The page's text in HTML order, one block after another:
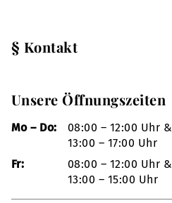
§ Kontakt
Unsere Öffnungszeiten
Mo – Do:
08:00 – 12:00 Uhr &
13:00 – 17:00 Uhr
Fr:
08:00 – 12:00 Uhr &
13:00 – 15:00 Uhr